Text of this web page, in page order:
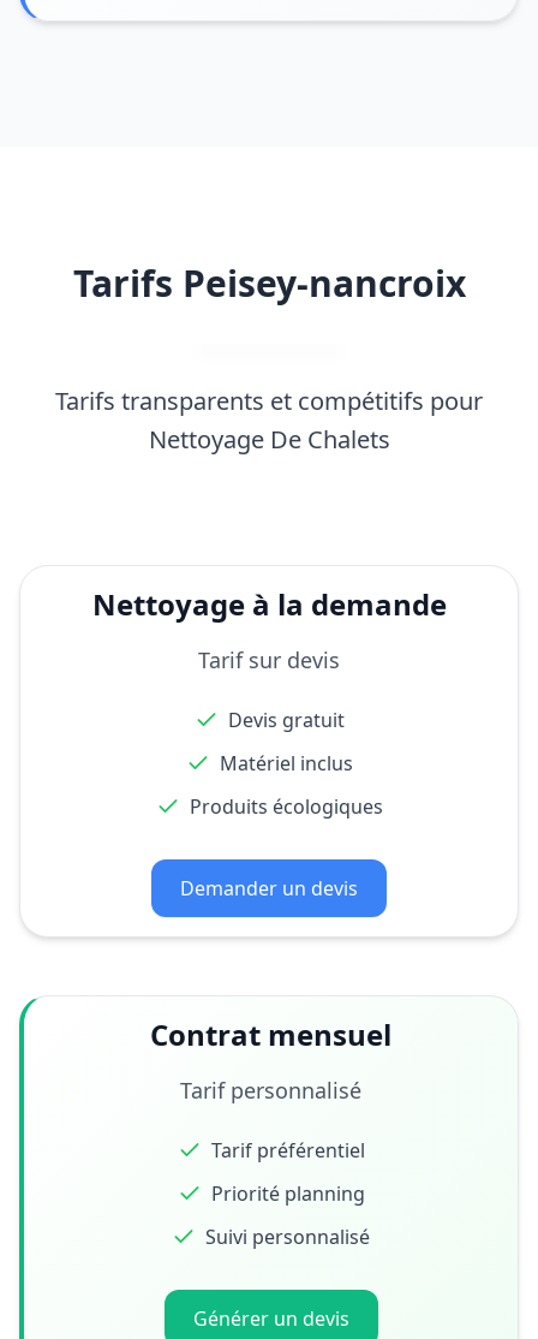
Tarifs Peisey-nancroix
Tarifs transparents et compétitifs pour
Nettoyage De Chalets
Nettoyage à la demande
Tarif sur devis
Devis gratuit
Matériel inclus
Produits écologiques
Demander un devis
Contrat mensuel
Tarif personnalisé
Tarif préférentiel
Priorité planning
Suivi personnalisé
Générer un devis